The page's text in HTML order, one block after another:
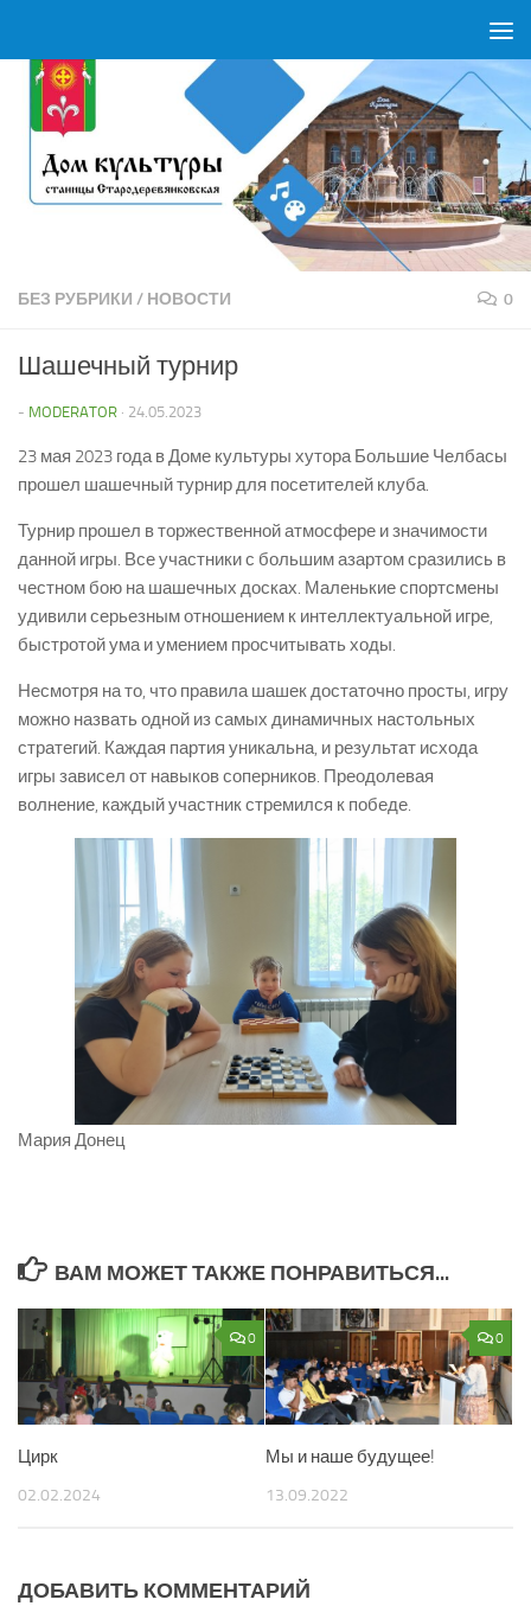
БЕЗ РУБРИКИ / НОВОСТИ 0
Шашечный турнир
- MODERATOR · 24.05.2023
23 мая 2023 года в Доме культуры хутора Большие Челбасы
прошел шашечный турнир для посетителей клуба.
Турнир прошел в торжественной атмосфере и значимости
данной игры. Все участники с большим азартом сразились в
честном бою на шашечных досках. Маленькие спортсмены
удивили серьезным отношением к интеллектуальной игре,
быстротой ума и умением просчитывать ходы.
Несмотря на то, что правила шашек достаточно просты, игру
можно назвать одной из самых динамичных настольных
стратегий. Каждая партия уникальна, и результат исхода
игры зависел от навыков соперников. Преодолевая
волнение, каждый участник стремился к победе.
Мария Донец
ВАМ МОЖЕТ ТАКЖЕ ПОНРАВИТЬСЯ...
0
Цирк
02.02.2024
0
Мы и наше будущее!
13.09.2022
ДОБАВИТЬ КОММЕНТАРИЙ